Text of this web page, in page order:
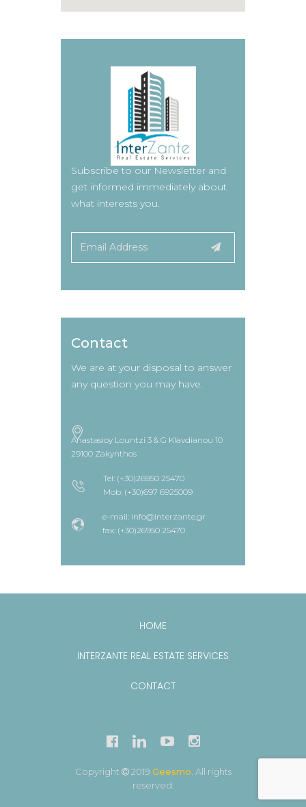
Subscribe to our Newsletter and
get informed immediately about
what interests you.
Contact
We are at your disposal to answer
any question you may have.
Anastasioy Lountzi 3 & G Klavdianou 10
29100 Zakynthos
Tel: (+30)26950 25470
Mob: (+30)697 6925009
e-mail: info@interzante.gr
fax: (+30)26950 25470
HOME
INTERZANTE REAL ESTATE SERVICES
CONTACT
Copyright 2019 Geesmo . All rights
reserved.